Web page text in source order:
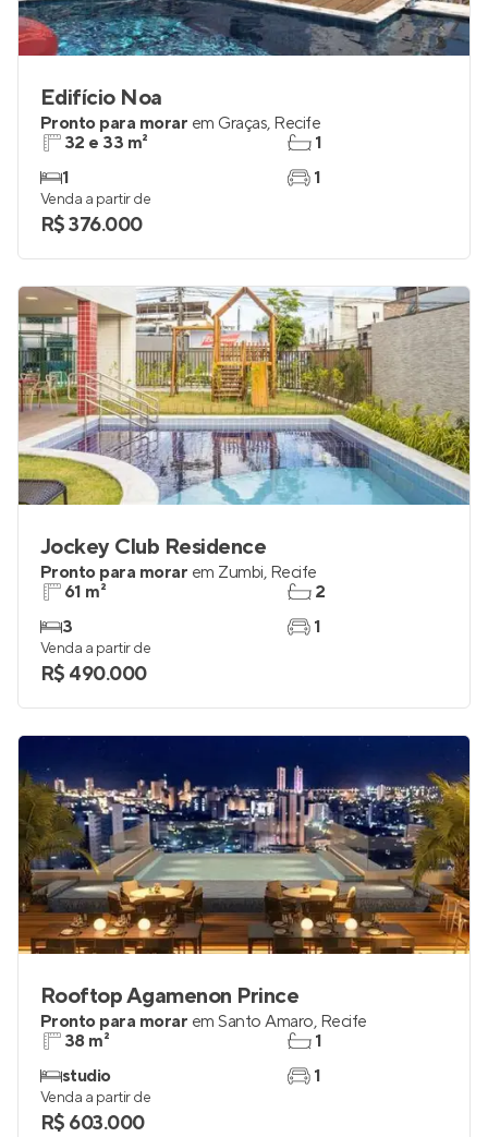
Edifício Noa
Pronto para morar em Graças, Recife
32 e 33 m²
1
1
1
Venda a partir de
R$ 376.000
Jockey Club Residence
Pronto para morar em Zumbi, Recife
61 m²
3
2
1
Venda a partir de
R$ 490.000
Rooftop Agamenon Prince
Pronto para morar em Santo Amaro, Recife
38 m²
studio
1
1
Venda a partir de
R$ 603.000